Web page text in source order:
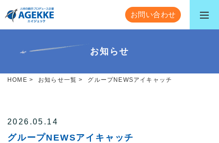
お問い合わせ
お知らせ
HOME > お知らせ一覧 > グループNEWSアイキャッチ
2026.05.14
グループNEWSアイキャッチ